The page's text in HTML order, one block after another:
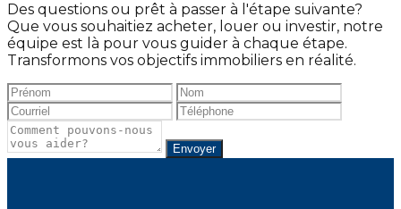
Des questions ou prêt à passer à l'étape suivante?
Que vous souhaitiez acheter, louer ou investir, notre
équipe est là pour vous guider à chaque étape.
Transformons vos objectifs immobiliers en réalité.
Envoyer